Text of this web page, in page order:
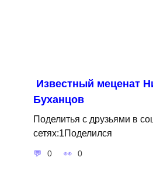
Известный меценат
Буханцов
Поделитья с друзьями в
сетях:1Поделился
0 0